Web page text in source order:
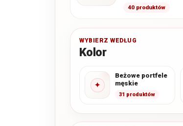
najczęściej zamykane
Taka konstrukcja…
40 produktów
WYBIERZ WEDŁUG
Kolor
✦
Beżowe portfele
męskie
31 produktów